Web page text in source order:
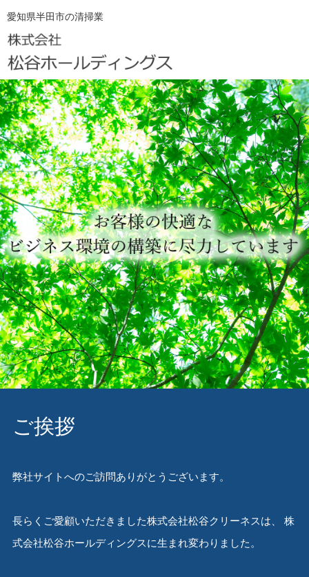
愛知県半田市の清掃業
ご挨拶
弊社サイトへのご訪問ありがとうございます。
長らくご愛顧いただきました株式会社松谷クリーネスは、
株
式会社松谷ホールディングスに生まれ変わりました。